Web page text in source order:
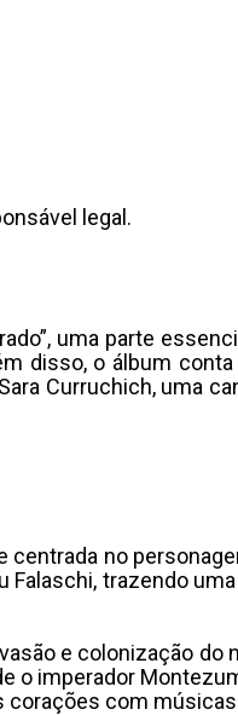
legal.
uma parte
disso, o álbum
Curruchich, uma
centrada no
Falaschi, trazendo
e colonização do
o imperador
com